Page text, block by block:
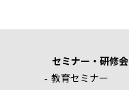
セミナー・研修会
教育セミナー